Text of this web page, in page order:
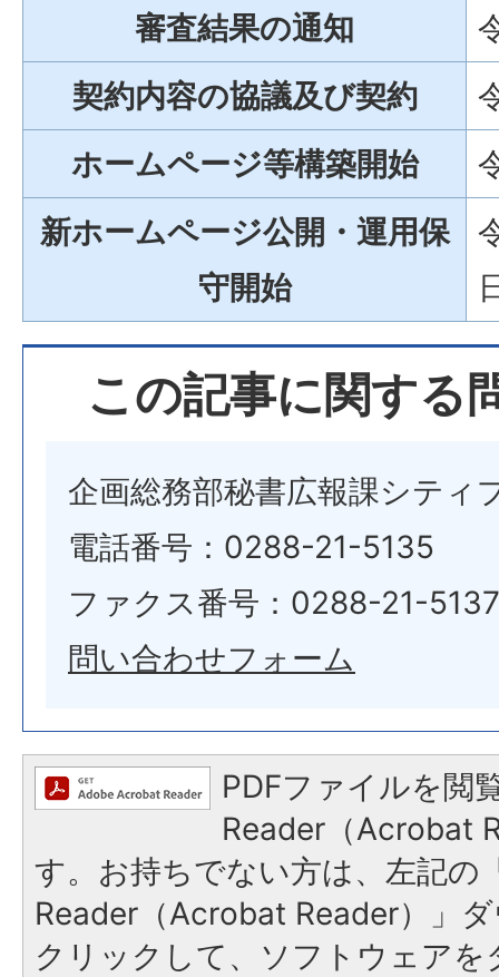
審査結果の通知
契約内容の協議及び契約
ホームページ等構築開始
新ホームページ公開・運用保
守開始
この記事に関する
企画総務部秘書広報課シティ
電話番号：0288-21-5135
ファクス番号：0288-21-5137
問い合わせフォーム
PDFファイルを閲
Reader（Acrobat
す。お持ちでない方は、左記の
Reader（Acrobat Reader）」
クリックして、ソフトウェア